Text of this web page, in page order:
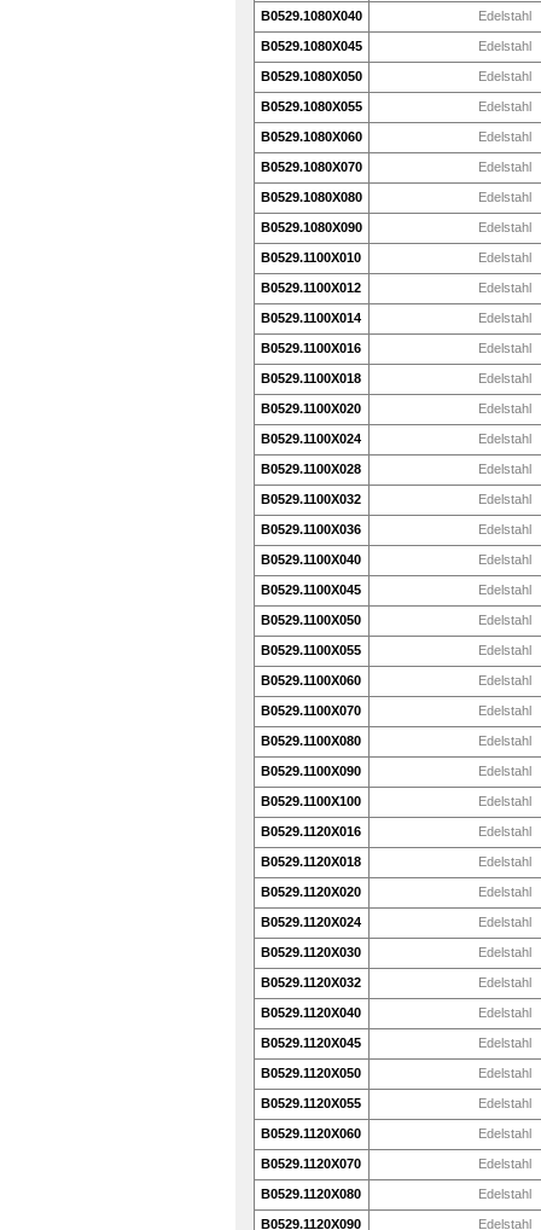
B0529.1080X040 Edelstahl
B0529.1080X045 Edelstahl
B0529.1080X050 Edelstahl
B0529.1080X055 Edelstahl
B0529.1080X060 Edelstahl
B0529.1080X070 Edelstahl
B0529.1080X080 Edelstahl
B0529.1080X090 Edelstahl
B0529.1100X010 Edelstahl
B0529.1100X012 Edelstahl
B0529.1100X014 Edelstahl
B0529.1100X016 Edelstahl
B0529.1100X018 Edelstahl
B0529.1100X020 Edelstahl
B0529.1100X024 Edelstahl
B0529.1100X028 Edelstahl
B0529.1100X032 Edelstahl
B0529.1100X036 Edelstahl
B0529.1100X040 Edelstahl
B0529.1100X045 Edelstahl
B0529.1100X050 Edelstahl
B0529.1100X055 Edelstahl
B0529.1100X060 Edelstahl
B0529.1100X070 Edelstahl
B0529.1100X080 Edelstahl
B0529.1100X090 Edelstahl
B0529.1100X100 Edelstahl
B0529.1120X016 Edelstahl
B0529.1120X018 Edelstahl
B0529.1120X020 Edelstahl
B0529.1120X024 Edelstahl
B0529.1120X030 Edelstahl
B0529.1120X032 Edelstahl
B0529.1120X040 Edelstahl
B0529.1120X045 Edelstahl
B0529.1120X050 Edelstahl
B0529.1120X055 Edelstahl
B0529.1120X060 Edelstahl
B0529.1120X070 Edelstahl
B0529.1120X080 Edelstahl
B0529.1120X090 Edelstahl